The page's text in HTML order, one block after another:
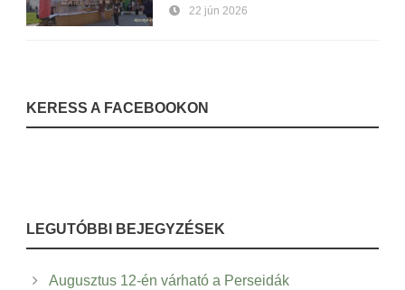
22 jún 2026
KERESS A FACEBOOKON
LEGUTÓBBI BEJEGYZÉSEK
Augusztus 12-én várható a Perseidák